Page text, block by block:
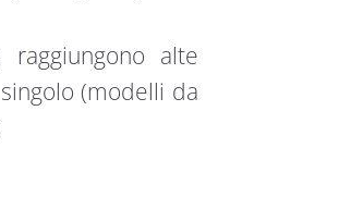
alte
(modelli da